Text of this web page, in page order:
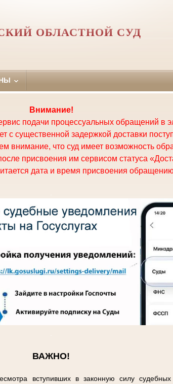
ОБЛАСТНОЙ СУД
Внимание!
подачи процессуальных обращений в
с существенной задержкой доставки
внимание, что суд имеет возможность
присвоения им сервисом статуса
дата и время присвоения обращению
ВАЖНО!
вступивших в законную силу